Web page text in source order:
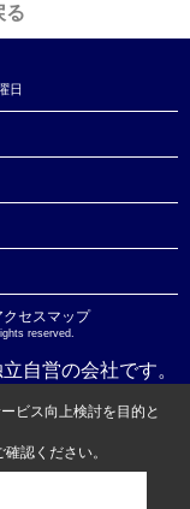
る
日
クセスマップ
reserved.
自営の会社です。
ビス向上検討を目的と
確認ください。